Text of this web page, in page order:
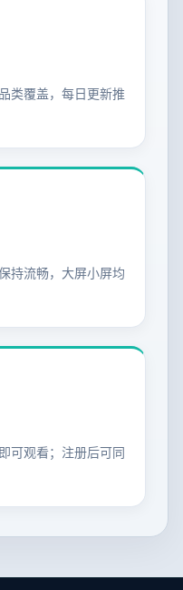
类覆盖，每日更新推
持流畅，大屏小屏均
可观看；注册后可同